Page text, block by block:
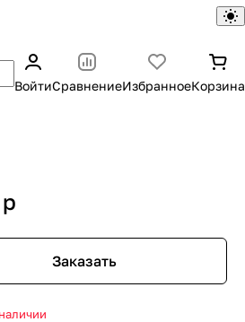
ВойтиСравнениеИзбранноеКорзина
p
Заказать